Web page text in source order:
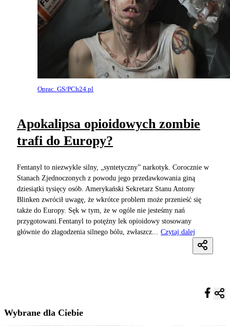
Oprac. GS/PCh24.pl
Apokalipsa opioidowych zombie
trafi do Europy?
Fentanyl to niezwykle silny, „syntetyczny” narkotyk. Corocznie w
Stanach Zjednoczonych z powodu jego przedawkowania giną
dziesiątki tysięcy osób. Amerykański Sekretarz Stanu Antony
Blinken zwrócił uwagę, że wkrótce problem może przenieść się
także do Europy. Sęk w tym, że w ogóle nie jesteśmy nań
przygotowani.Fentanyl to potężny lek opioidowy stosowany
głównie do złagodzenia silnego bólu, zwłaszcz... Czytaj dalej
Wybrane dla Ciebie